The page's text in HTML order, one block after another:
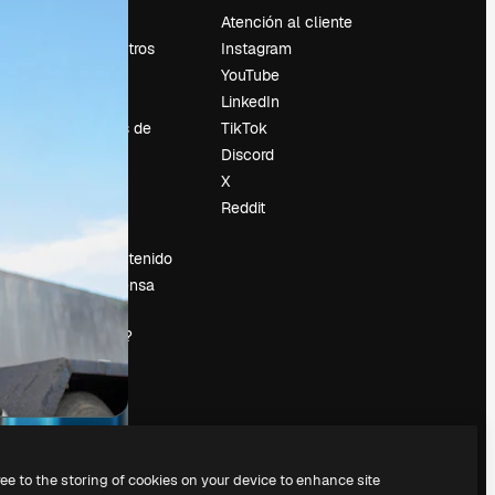
Sobre nosotros
Tendencias de
Slidesgo
Vender contenido
Sala de prensa
magnific.ai?
Atención al cliente
Instagram
YouTube
LinkedIn
TikTok
Discord
X
Reddit
to the storing of cookies on your device to enhance site